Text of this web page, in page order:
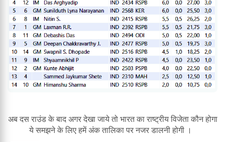
अब दस राउंड के बाद अगर देखा जाये तो भारत का राष्ट्रीय विजेता कौन होगा
ये समझने के लिए हमें अंक तालिका पर नजर डालनी होगी ।